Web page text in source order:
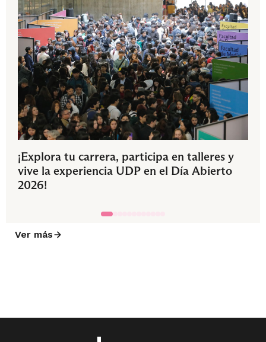
¡Explora tu carrera, participa en talleres y
vive la experiencia UDP en el Día Abierto
2026!
Ver más